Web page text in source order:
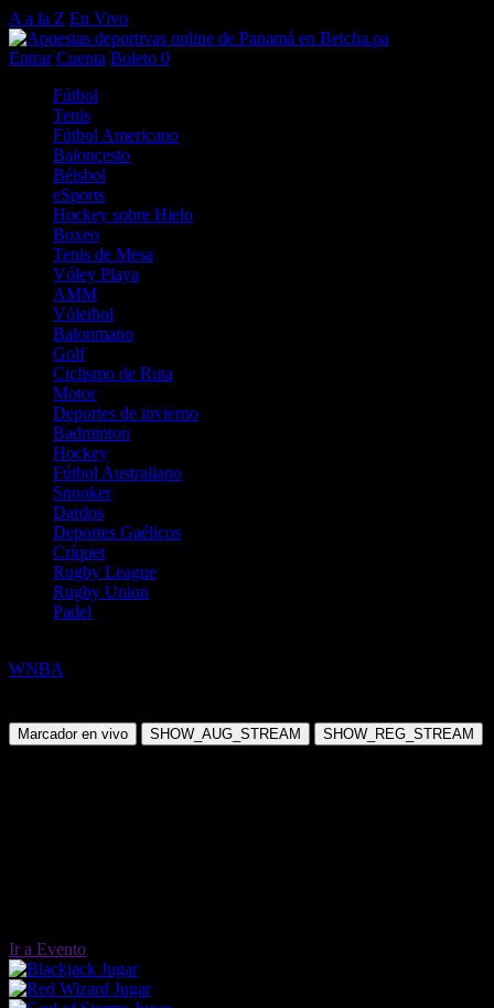
A a la Z En Vivo
Entrar Cuenta Boleto 0
Fútbol
Tenis
Fútbol Americano
Baloncesto
Béisbol
eSports
Hockey sobre Hielo
Boxeo
Tenis de Mesa
Vóley Playa
AMM
Vóleibol
Balonmano
Golf
Ciclismo de Ruta
Motor
Deportes de invierno
Badminton
Hockey
Fútbol Australiano
Snooker
Dardos
Deportes Gaélicos
Críquet
Rugby League
Rugby Union
Padel
WNBA
Marcador en vivo SHOW_AUG_STREAM SHOW_REG_STREAM
Ir a Evento
Jugar
Jugar